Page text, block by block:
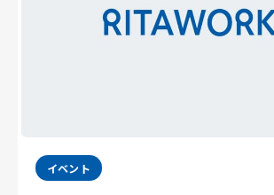
イベント